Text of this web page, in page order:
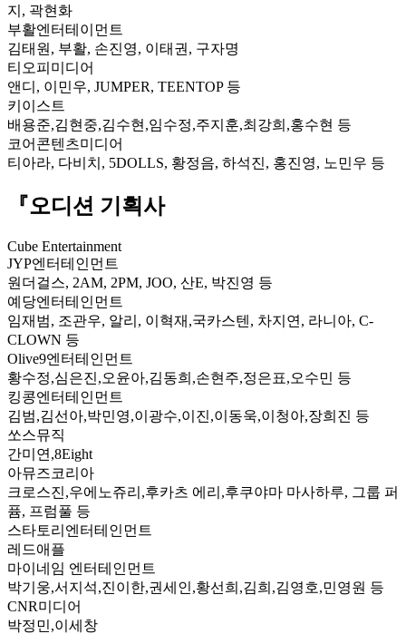
지, 곽현화
부활엔터테이먼트
김태원, 부활, 손진영, 이태권, 구자명
티오피미디어
앤디, 이민우, JUMPER, TEENTOP 등
키이스트
배용준,김현중,김수현,임수정,주지훈,최강희,홍수현 등
코어콘텐츠미디어
티아라, 다비치, 5DOLLS, 황정음, 하석진, 홍진영, 노민우 등
『오디션 기획사
Cube Entertainment
JYP엔터테인먼트
원더걸스, 2AM, 2PM, JOO, 산E, 박진영 등
예당엔터테인먼트
임재범, 조관우, 알리, 이혁재,국카스텐, 차지연, 라니아, C-
CLOWN 등
Olive9엔터테인먼트
황수정,심은진,오윤아,김동희,손현주,정은표,오수민 등
킹콩엔터테인먼트
김범,김선아,박민영,이광수,이진,이동욱,이청아,장희진 등
쏘스뮤직
간미연,8Eight
아뮤즈코리아
크로스진,우에노쥬리,후카츠 에리,후쿠야마 마사하루, 그룹 퍼
퓸, 프럼풀 등
스타토리엔터테인먼트
레드애플
마이네임 엔터테인먼트
박기웅,서지석,진이한,권세인,황선희,김희,김영호,민영원 등
CNR미디어
박정민,이세창